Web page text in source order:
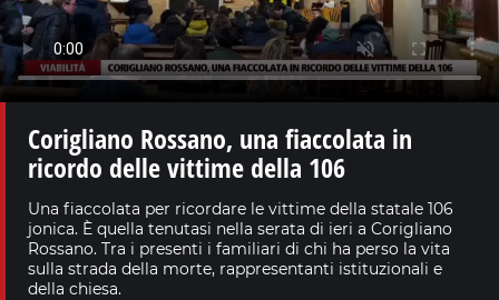
Corigliano Rossano, una fiaccolata in
ricordo delle vittime della 106
Una fiaccolata per ricordare le vittime della statale 106
jonica. È quella tenutasi nella serata di ieri a Corigliano
Rossano. Tra i presenti i familiari di chi ha perso la vita
sulla strada della morte, rappresentanti istituzionali e
della chiesa.